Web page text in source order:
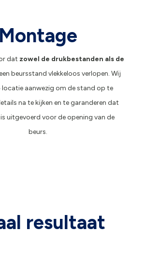
Montage
dat zowel de drukbestanden als de
beursstand vlekkeloos verlopen. Wij
aanwezig om de stand op te
na te kijken en te garanderen dat
uitgevoerd voor de opening van de
beurs.
resultaat